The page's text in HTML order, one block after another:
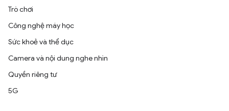
Trò chơi
Công nghệ máy học
Sức khoẻ và thể dục
Camera và nội dung nghe nhìn
Quyền riêng tư
5G